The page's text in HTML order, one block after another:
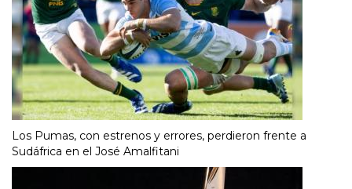
Los Pumas, con estrenos y errores, perdieron frente a
Sudáfrica en el José Amalfitani